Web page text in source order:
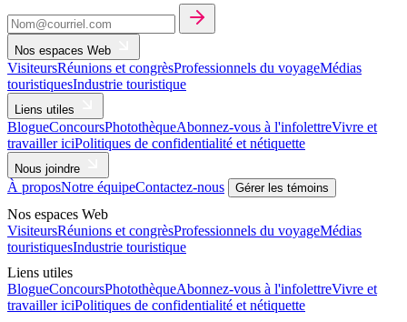
Nos espaces Web
VisiteursRéunions et congrèsProfessionnels du voyageMédias
touristiquesIndustrie touristique
Liens utiles
BlogueConcoursPhotothèqueAbonnez-vous à l'infolettreVivre et
travailler iciPolitiques de confidentialité et nétiquette
Nous joindre
À proposNotre équipeContactez-nous Gérer les témoins
Nos espaces Web
VisiteursRéunions et congrèsProfessionnels du voyageMédias
touristiquesIndustrie touristique
Liens utiles
BlogueConcoursPhotothèqueAbonnez-vous à l'infolettreVivre et
travailler iciPolitiques de confidentialité et nétiquette